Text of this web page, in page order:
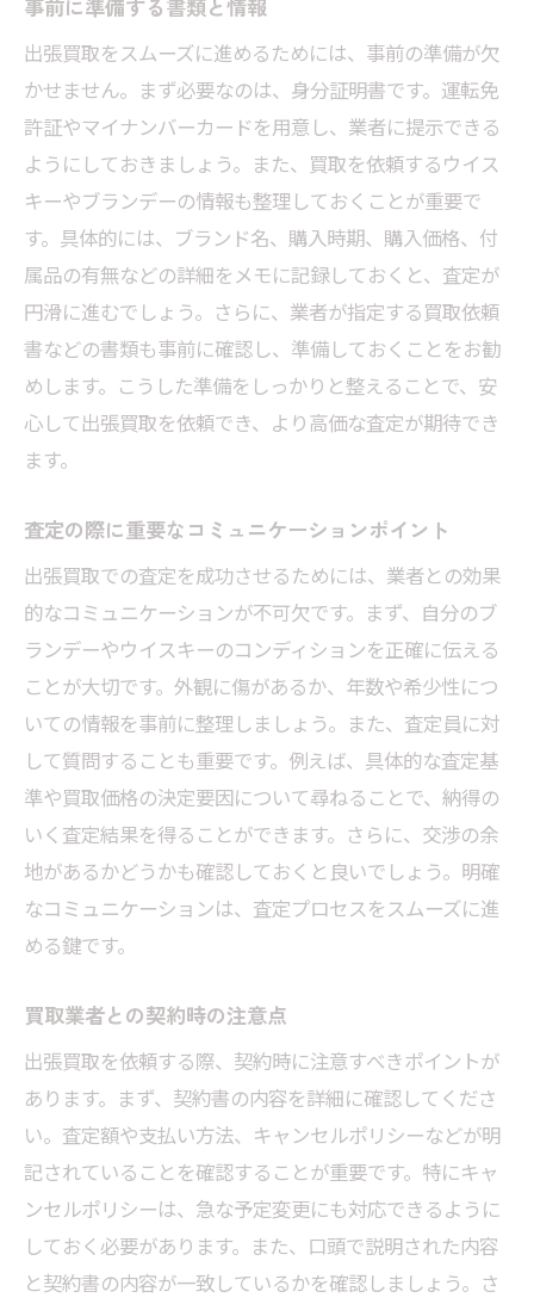
事前に準備する書類と情報
出張買取をスムーズに進めるためには、事前の準備が欠
かせません。まず必要なのは、身分証明書です。運転免
許証やマイナンバーカードを用意し、業者に提示できる
ようにしておきましょう。また、買取を依頼するウイス
キーやブランデーの情報も整理しておくことが重要で
す。具体的には、ブランド名、購入時期、購入価格、付
属品の有無などの詳細をメモに記録しておくと、査定が
円滑に進むでしょう。さらに、業者が指定する買取依頼
書などの書類も事前に確認し、準備しておくことをお勧
めします。こうした準備をしっかりと整えることで、安
心して出張買取を依頼でき、より高価な査定が期待でき
ます。
査定の際に重要なコミュニケーションポイント
出張買取での査定を成功させるためには、業者との効果
的なコミュニケーションが不可欠です。まず、自分のブ
ランデーやウイスキーのコンディションを正確に伝える
ことが大切です。外観に傷があるか、年数や希少性につ
いての情報を事前に整理しましょう。また、査定員に対
して質問することも重要です。例えば、具体的な査定基
準や買取価格の決定要因について尋ねることで、納得の
いく査定結果を得ることができます。さらに、交渉の余
地があるかどうかも確認しておくと良いでしょう。明確
なコミュニケーションは、査定プロセスをスムーズに進
める鍵です。
買取業者との契約時の注意点
出張買取を依頼する際、契約時に注意すべきポイントが
あります。まず、契約書の内容を詳細に確認してくださ
い。査定額や支払い方法、キャンセルポリシーなどが明
記されていることを確認することが重要です。特にキャ
ンセルポリシーは、急な予定変更にも対応できるように
しておく必要があります。また、口頭で説明された内容
と契約書の内容が一致しているかを確認しましょう。さ